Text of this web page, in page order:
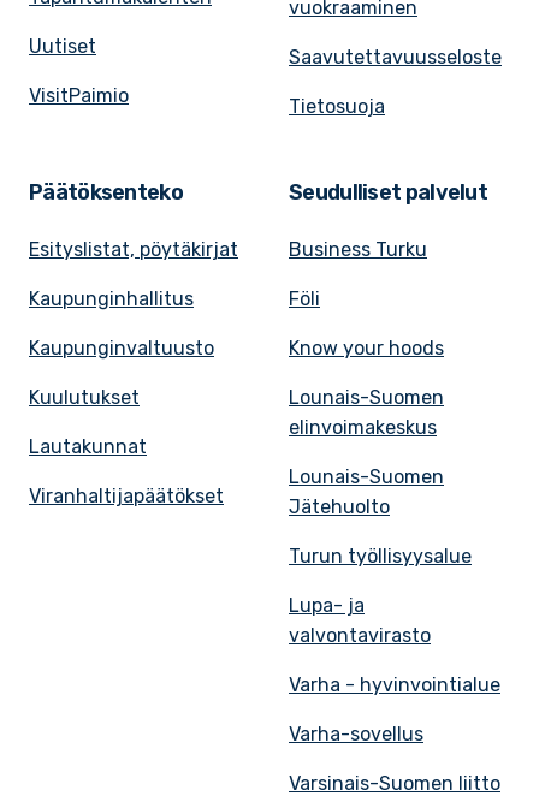
Uutiset
VisitPaimio
vuokraaminen
Saavutettavuusseloste
Tietosuoja
Päätöksenteko
Esityslistat, pöytäkirjat
Kaupunginhallitus
Kaupunginvaltuusto
Kuulutukset
Lautakunnat
Viranhaltijapäätökset
Seudulliset palvelut
Business Turku
Föli
Know your hoods
Lounais-Suomen
elinvoimakeskus
Lounais-Suomen
Jätehuolto
Turun työllisyysalue
Lupa- ja
valvontavirasto
Varha - hyvinvointialue
Varha-sovellus
Varsinais-Suomen liitto